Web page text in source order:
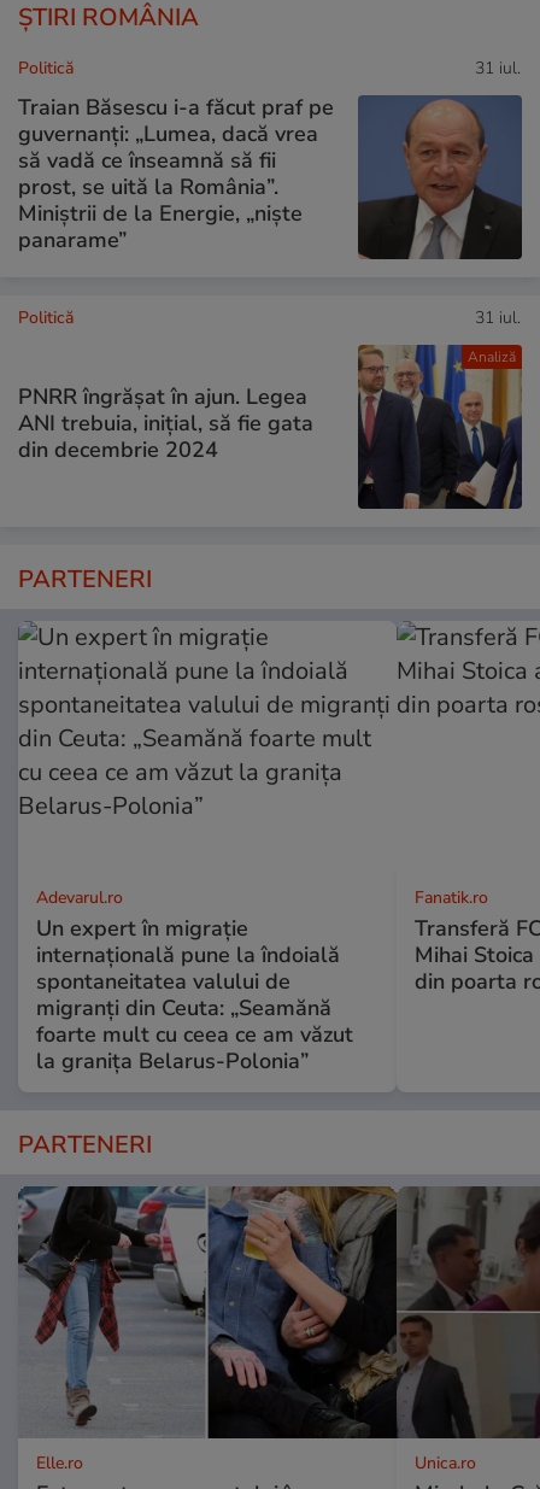
ȘTIRI ROMÂNIA
Politică 31 iul.
Traian Băsescu i-a făcut praf pe
guvernanți: „Lumea, dacă vrea
să vadă ce înseamnă să fii
prost, se uită la România”.
Miniștrii de la Energie, „niște
panarame”
Analiză
Politică 31 iul.
PNRR îngrășat în ajun. Legea
ANI trebuia, inițial, să fie gata
din decembrie 2024
PARTENERI
Adevarul.ro
Un expert în migrație
internațională pune la îndoială
spontaneitatea valului de
migranți din Ceuta: „Seamănă
foarte mult cu ceea ce am văzut
la granița Belarus-Polonia”
Fanatik.ro
Transferă
Mihai
din poarta
PARTENERI
Elle.ro Unica.ro